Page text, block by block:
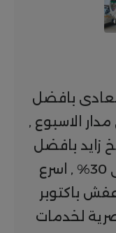
بافضل
على مدار الاسبوع ,
زايد بافضل
الاسعار خصومات تصل الى 30% , اسرع
باكتوبر
لخدمات